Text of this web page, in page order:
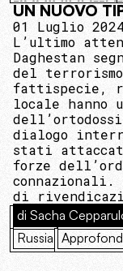
UN NUOVO
01 Luglio 2024
L’ultimo
Daghestan
del
fattispecie,
locale hanno
dialogo
stati
forze
connazionali.
di
di Sacha
Russia